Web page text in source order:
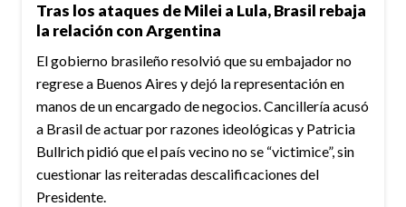
Tras los ataques de Milei a Lula, Brasil rebaja
la relación con Argentina
El gobierno brasileño resolvió que su embajador no
regrese a Buenos Aires y dejó la representación en
manos de un encargado de negocios. Cancillería acusó
a Brasil de actuar por razones ideológicas y Patricia
Bullrich pidió que el país vecino no se “victimice”, sin
cuestionar las reiteradas descalificaciones del
Presidente.